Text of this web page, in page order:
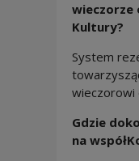
wieczorze
Kultury?
System
wieczorowi
Gdzie
na